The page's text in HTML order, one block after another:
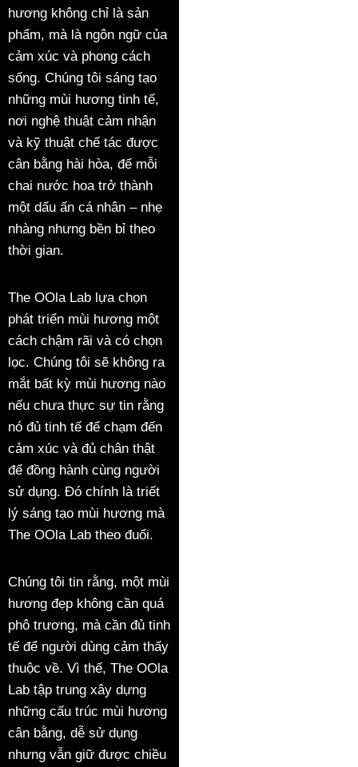
hương không chỉ là sản
phẩm, mà là ngôn ngữ của
cảm xúc và phong cách
sống. Chúng tôi sáng tạo
những mùi hương tinh tế,
nơi nghệ thuật cảm nhận
và kỹ thuật chế tác được
cân bằng hài hòa, để mỗi
chai nước hoa trở thành
một dấu ấn cá nhân – nhẹ
nhàng nhưng bền bỉ theo
thời gian.
The OOla Lab lựa chọn
phát triển mùi hương một
cách chậm rãi và có chọn
lọc. Chúng tôi sẽ không ra
mắt bất kỳ mùi hương nào
nếu chưa thực sự tin rằng
nó đủ tinh tế để chạm đến
cảm xúc và đủ chân thật
để đồng hành cùng người
sử dụng. Đó chính là triết
lý sáng tạo mùi hương mà
The OOla Lab theo đuổi.
Chúng tôi tin rằng, một mùi
hương đẹp không cần quá
phô trương, mà cần đủ tinh
tế để người dùng cảm thấy
thuộc về. Vì thế, The OOla
Lab tập trung xây dựng
những cấu trúc mùi hương
cân bằng, dễ sử dụng
nhưng vẫn giữ được chiều